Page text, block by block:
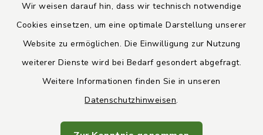
Wir weisen darauf hin, dass wir technisch notwendige
Cookies einsetzen, um eine optimale Darstellung unserer
Website zu ermöglichen. Die Einwilligung zur Nutzung
weiterer Dienste wird bei Bedarf gesondert abgefragt.
Weitere Informationen finden Sie in unseren
Datenschutzhinweisen.
Kontakt
Datenschutz